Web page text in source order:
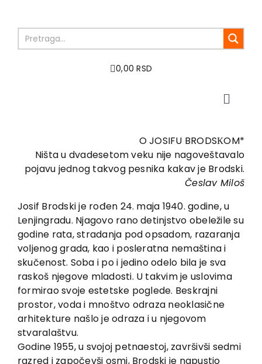
content
0,00 RSD
Toggle
Knjige
U pripremi
Autori
Vesti
EU PROJEKTI
Kontakt
O JOSIFU BRODSКOM*
Ništa u dvadesetom veku nije nagoveštavalo
pojavu jednog takvog pesnika kakav je Brodski.
Česlav Miloš
Josif Brodski je rođen 24. maja 1940. godine, u
Lenjingradu. Njagovo rano detinjstvo obeležile su
godine rata, stradanja pod opsadom, razaranja
voljenog grada, kao i posleratna nemaština i
skučenost. Soba i po i jedino odelo bila je sva
raskoš njegove mladosti. U takvim je uslovima
formirao svoje estetske poglede. Beskrajni
prostor, voda i mnoštvo odraza neoklasične
arhitekture našlo je odraza i u njegovom
stvaralaštvu.
Godine 1955, u svojoj petnaestoj, završivši sedmi
razred i započevši osmi, Brodski je napustio